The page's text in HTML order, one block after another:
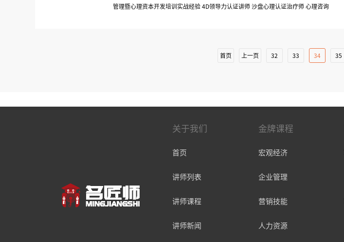
管理暨心理资本开发培训实战经验 4D领导力认证讲师 沙盘心理认证治疗师 心理咨询
首页 上一页 32 33 34 35
关于我们
首页
讲师列表
讲师课程
讲师新闻
金牌课程
宏观经济
企业管理
营销技能
人力资源